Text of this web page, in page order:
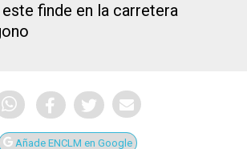
finde en la carretera
Añade ENCLM en Google